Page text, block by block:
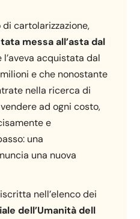
cartolarizzazione,
messa all’asta dal
l’aveva acquistata dal
e che nonostante
nella ricerca di
ad ogni costo,
e
una
una nuova
nell’elenco dei
dell’Umanità dell